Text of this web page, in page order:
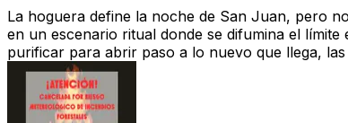
La hoguera define la noche de San Juan, pero
en un escenario ritual donde se difumina el
purificar para abrir paso a lo nuevo que llega,